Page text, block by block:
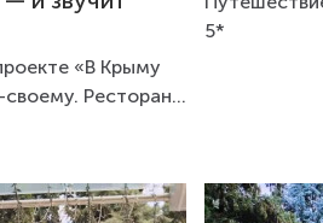
«В Крыму
Ресторан
5*